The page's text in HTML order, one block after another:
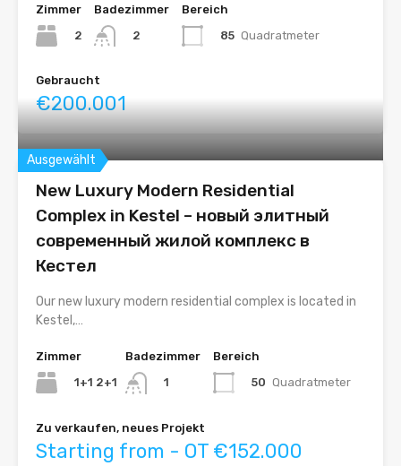
Zimmer
2
Badezimmer
2
Bereich
85 Quadratmeter
Gebraucht
€200.001
Ausgewählt
New Luxury Modern Residential
Complex in Kestel – новый элитный
современный жилой комплекс в
Кестел
Our new luxury modern residential complex is located in
Kestel,…
Zimmer
1+1 2+1
Badezimmer
1
Bereich
50 Quadratmeter
Zu verkaufen, neues Projekt
Starting from - OT €152.000